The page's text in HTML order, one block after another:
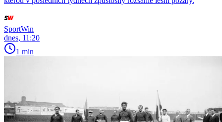
SportWin
dnes, 11:20
1 min